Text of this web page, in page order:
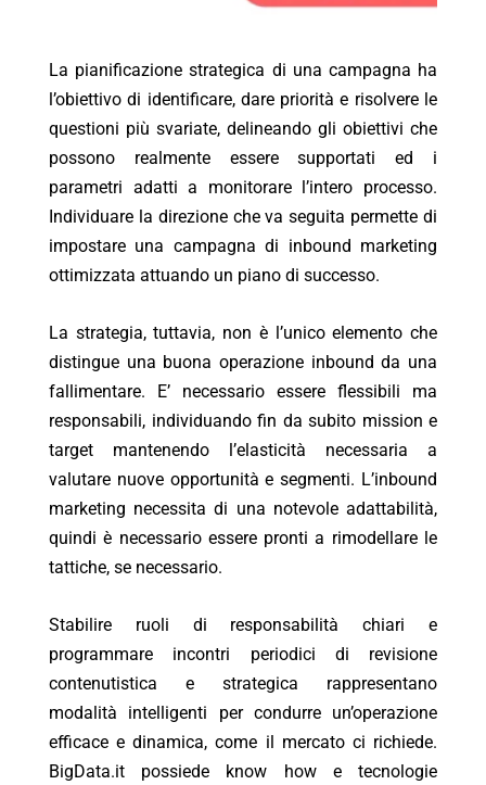
La pianificazione strategica di una campagna ha
l’obiettivo di identificare, dare priorità e risolvere le
questioni più svariate, delineando gli obiettivi che
possono realmente essere supportati ed i
parametri adatti a monitorare l’intero processo.
Individuare la direzione che va seguita permette di
impostare una campagna di inbound marketing
ottimizzata attuando un piano di successo.
La strategia, tuttavia, non è l’unico elemento che
distingue una buona operazione inbound da una
fallimentare. E’ necessario essere flessibili ma
responsabili, individuando fin da subito mission e
target mantenendo l’elasticità necessaria a
valutare nuove opportunità e segmenti. L’inbound
marketing necessita di una notevole adattabilità,
quindi è necessario essere pronti a rimodellare le
tattiche, se necessario.
Stabilire ruoli di responsabilità chiari e
programmare incontri periodici di revisione
contenutistica e strategica rappresentano
modalità intelligenti per condurre un’operazione
efficace e dinamica, come il mercato ci richiede.
BigData.it possiede know how e tecnologie